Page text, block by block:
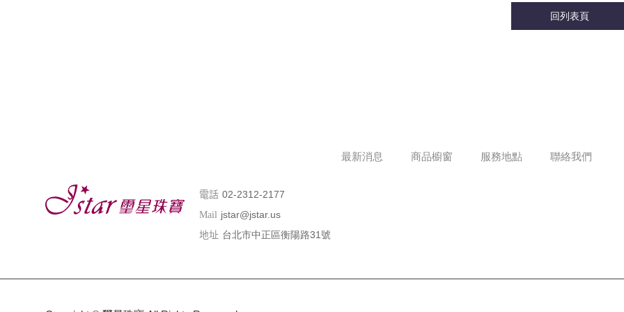
回列表頁
最新消息 商品櫥窗 服務地點 聯絡我們
電話 02-2312-2177
Mail jstar@jstar.us
地址 台北市中正區衡陽路31號